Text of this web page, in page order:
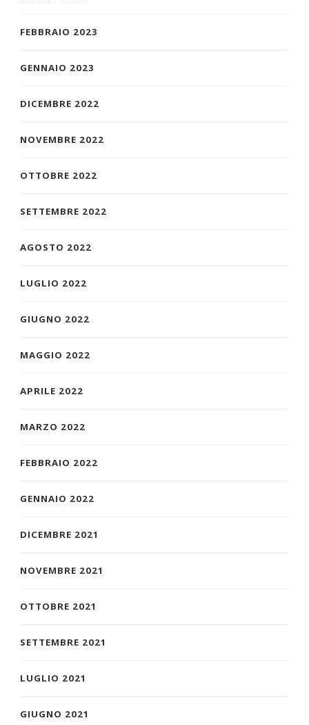
FEBBRAIO 2023
GENNAIO 2023
DICEMBRE 2022
NOVEMBRE 2022
OTTOBRE 2022
SETTEMBRE 2022
AGOSTO 2022
LUGLIO 2022
GIUGNO 2022
MAGGIO 2022
APRILE 2022
MARZO 2022
FEBBRAIO 2022
GENNAIO 2022
DICEMBRE 2021
NOVEMBRE 2021
OTTOBRE 2021
SETTEMBRE 2021
LUGLIO 2021
GIUGNO 2021